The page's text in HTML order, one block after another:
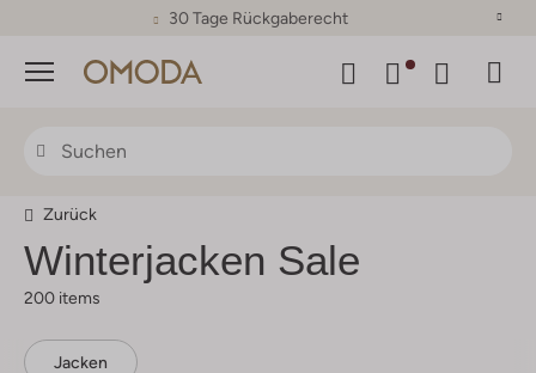
30 Tage Rückgaberecht
Menü
Zurück
Winterjacken Sale
200 items
Jacken